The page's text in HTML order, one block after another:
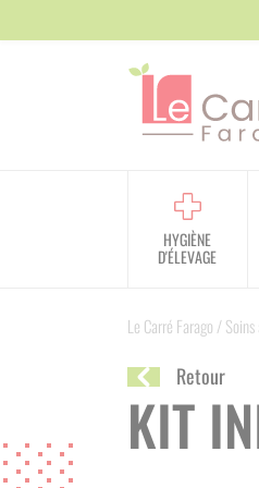
HYGIÈNE
D'ÉLEVAGE
Le Carré Farago /
Retour
KIT